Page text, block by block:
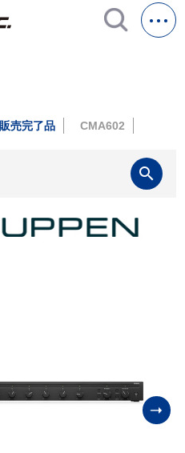
販売完了品 CMA602
search